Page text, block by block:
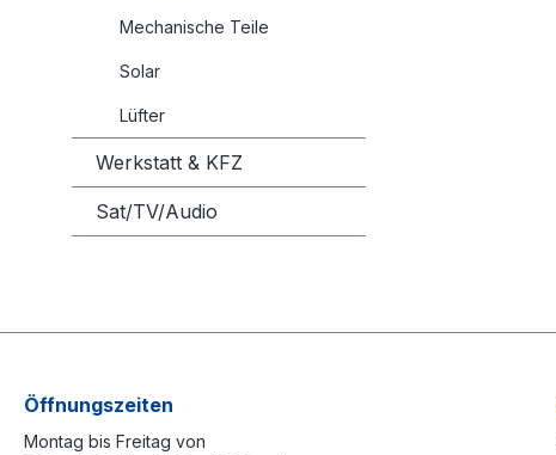
Mechanische Teile
Solar
Lüfter
Werkstatt & KFZ
Sat/TV/Audio
Öffnungszeiten
Montag bis Freitag von